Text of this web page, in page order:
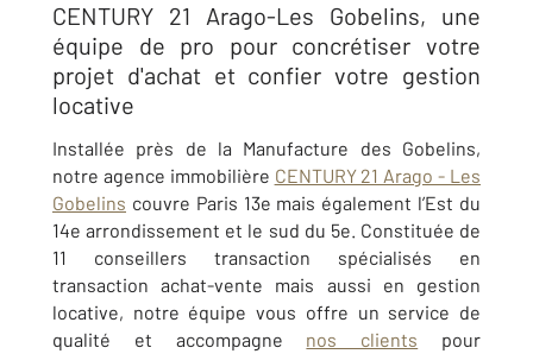
CENTURY 21 Arago-Les Gobelins, une
équipe de pro pour concrétiser votre
projet d'achat et confier votre gestion
locative
Installée près de la Manufacture des Gobelins,
notre agence immobilière CENTURY 21 Arago - Les
Gobelins couvre Paris 13e mais également l’Est du
14e arrondissement et le sud du 5e. Constituée de
11 conseillers transaction spécialisés en
transaction achat-vente mais aussi en gestion
locative, notre équipe vous offre un service de
qualité et accompagne nos clients pour